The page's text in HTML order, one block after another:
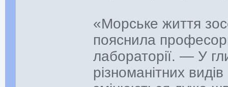
«Морське життя
пояснила
лабораторії. — У
різноманітних